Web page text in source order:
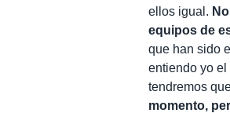
ellos igual.
equipos de
que han sido
entiendo yo el
tendremos
momento,